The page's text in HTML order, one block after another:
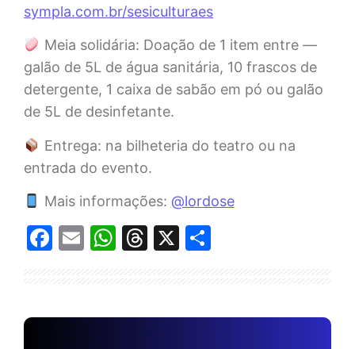
sympla.com.br/sesiculturaes
Meia solidária: Doação de 1 item entre —
galão de 5L de água sanitária, 10 frascos de
detergente, 1 caixa de sabão em pó ou galão
de 5L de desinfetante.
Entrega: na bilheteria do teatro ou na
entrada do evento.
Mais informações: @lordose
Facebook
EmailWhatsApp
Threads
X